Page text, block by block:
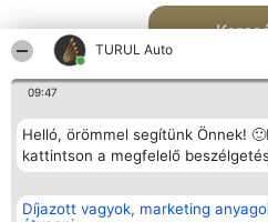
TURUL Auto
09:47
Helló, örömmel segítünk Önnek!
kattintson a megfelelő
Díjazott vagyok, marketing
Rangsorszervező
SC Beautiful Company S.R.L.
Nyertesek